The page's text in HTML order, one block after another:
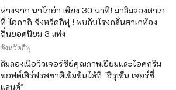
ห่างจาก นาโกย่า เพียง 30 นาที! มาลิ้มลองสาเก
ที่ โอกากิ จังหวัดกิฟุ ! พบกับโรงกลั่นสาเกท้อง
ถิ่นยอดนิยม 3 แห่ง
จังหวัดกิฟุ
ลิ้มลองเนื้อวัวเจอร์ซีย์คุณภาพเยี่ยมและไอศกรีม
ซอฟต์เสิร์ฟรสชาติเข้มข้นได้ที่ "ฮิรุเซ็น เจอร์ซี่
แลนด์"